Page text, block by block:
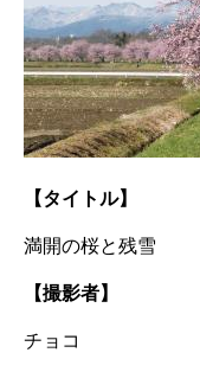
【タイトル】
満開の桜と残雪
【撮影者】
チョコ